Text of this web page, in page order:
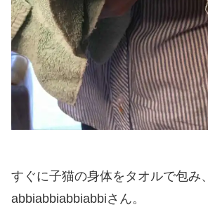
すぐに子猫の身体をタオルで包み
abbiabbiabbiabbiさん。